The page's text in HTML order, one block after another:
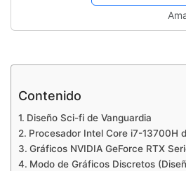
Contenido
Diseño Sci-fi de Vanguardia
Procesador Intel Core i7-13700H
Gráficos NVIDIA GeForce RTX
Modo de Gráficos Discretos